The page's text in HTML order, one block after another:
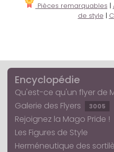
Pièces remarquables |
de style |
Encyclopédie
Qu'est-ce qu'un flyer de
Galerie des Flyers
3005
Rejoignez la Mago Pride !
Les Figures de Style
Herméneutique des